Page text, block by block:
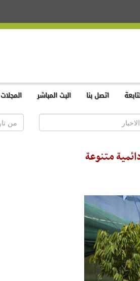
اتصل بنا البث المباشر المجلات
متنوعة